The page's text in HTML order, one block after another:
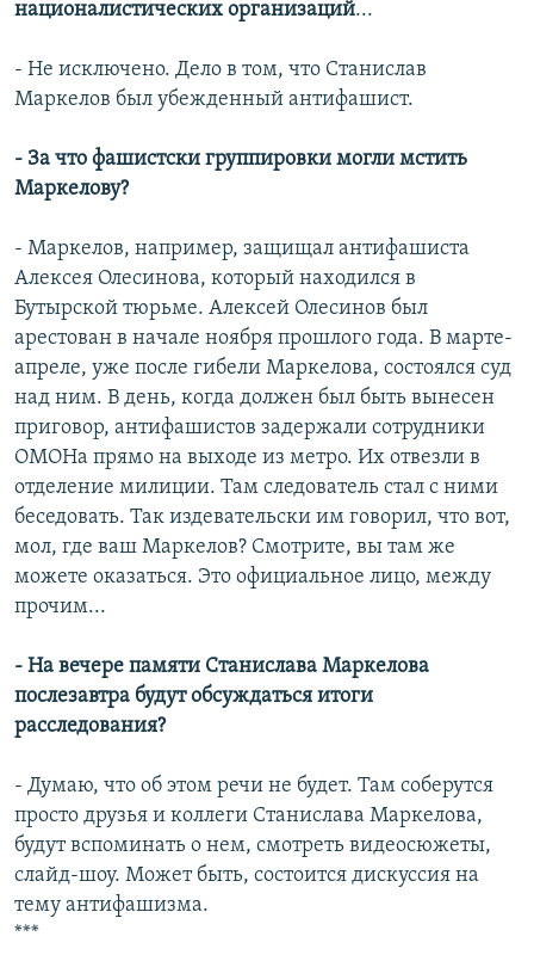
националистических организаций...
- Не исключено. Дело в том, что Станислав
Маркелов был убежденный антифашист.
- За что фашистски группировки могли мстить
Маркелову?
- Маркелов, например, защищал антифашиста
Алексея Олесинова, который находился в
Бутырской тюрьме. Алексей Олесинов был
арестован в начале ноября прошлого года. В марте-
апреле, уже после гибели Маркелова, состоялся суд
над ним. В день, когда должен был быть вынесен
приговор, антифашистов задержали сотрудники
ОМОНа прямо на выходе из метро. Их отвезли в
отделение милиции. Там следователь стал с ними
беседовать. Так издевательски им говорил, что вот,
мол, где ваш Маркелов? Смотрите, вы там же
можете оказаться. Это официальное лицо, между
прочим...
- На вечере памяти Станислава Маркелова
послезавтра будут обсуждаться итоги
расследования?
- Думаю, что об этом речи не будет. Там соберутся
просто друзья и коллеги Станислава Маркелова,
будут вспоминать о нем, смотреть видеосюжеты,
слайд-шоу. Может быть, состоится дискуссия на
тему антифашизма.
***